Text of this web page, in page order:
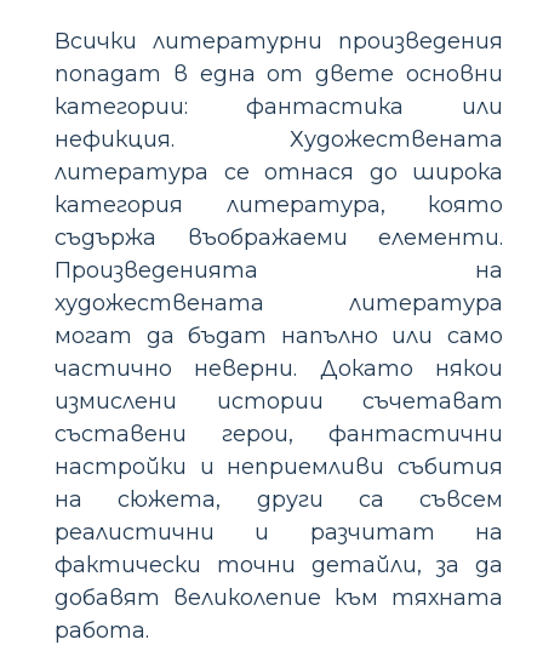
Всички литературни произведения
попадат в една от двете основни
категории: фантастика или
нефикция. Художествената
литература се отнася до широка
категория литература, която
съдържа въображаеми елементи.
Произведенията на
художествената литература
могат да бъдат напълно или само
частично неверни. Докато някои
измислени истории съчетават
съставени герои, фантастични
настройки и неприемливи събития
на сюжета, други са съвсем
реалистични и разчитат на
фактически точни детайли, за да
добавят великолепие към тяхната
работа.